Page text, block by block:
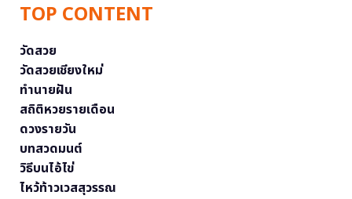
TOP CONTENT
วัดสวย
วัดสวยเชียงใหม่
ทำนายฝัน
สถิติหวยรายเดือน
ดวงรายวัน
บทสวดมนต์
วิธีบนไอ้ไข่
ไหว้ท้าวเวสสุวรรณ